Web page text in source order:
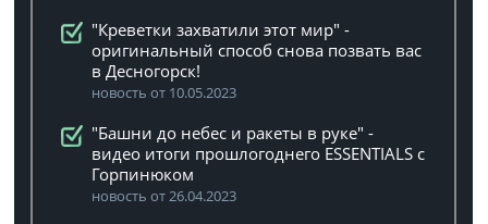
"Креветки захватили этот мир" -
оригинальный способ снова позвать вас
в Десногорск!
новость от 10.05.2023
"Башни до небес и ракеты в руке" -
видео итоги прошлогоднего ESSENTIALS с
Горпинюком
новость от 26.04.2023